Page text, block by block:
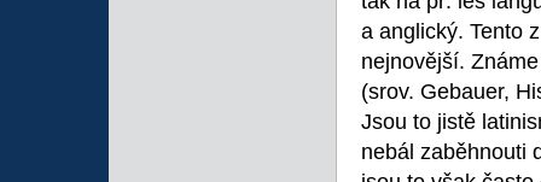
a anglický. Tento
nejnovější.
(srov. Gebauer,
Jsou to jistě
nebál zaběhnouti